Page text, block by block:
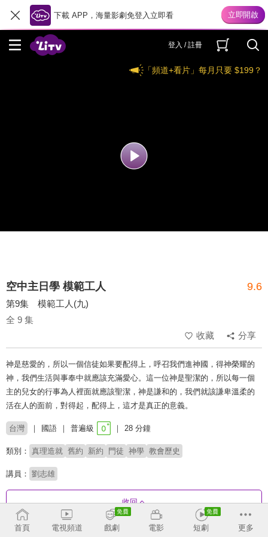
下載 APP，海量影劇免登入立即看
登入 / 註冊
「頻道+看片」每月只要 $199？
空中主日學 模範工人 9.6
第9集 模範工人(九)
全 9 集
收藏
分享
神是慈愛的，所以一個信徒如果要配得上，呼召我們進神國，得神榮耀的
神，我們生活與事奉中就應該充滿愛心。這一位神是聖潔的，所以每一個
主的兒女的行事為人裡面就應該聖潔，神是謙和的，我們就該謙卑溫柔的
活在人的面前，對得起，配得上，這才是真正的意義。
台灣 國語 普遍級 28 分鐘
類別： 真理造就 舊約 新約 門徒 神學 教會歷史
講員： 劉志雄
收回
首頁 電視頻道 戲劇 電影 短劇 更多